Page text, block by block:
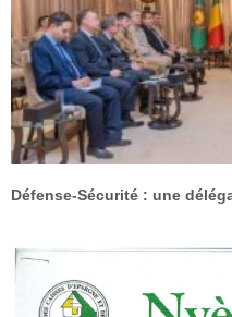
Défense-Sécurité : une